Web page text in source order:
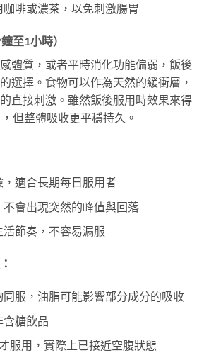
啡或濃茶，以免刺激腸胃
至1小時）
體質，或者平時消化功能偏弱，飯後
選擇。食物可以作為天然的緩衝層，
直接刺激。雖然飯後服用時效果來得
但整體吸收更平穩持久。
適合長期每日服用者
會出現突然的峰值與回落
節奏，不容易漏服
服，油脂可能影響部分成分的吸收
含糖飲品
服用，實際上已接近空腹狀態